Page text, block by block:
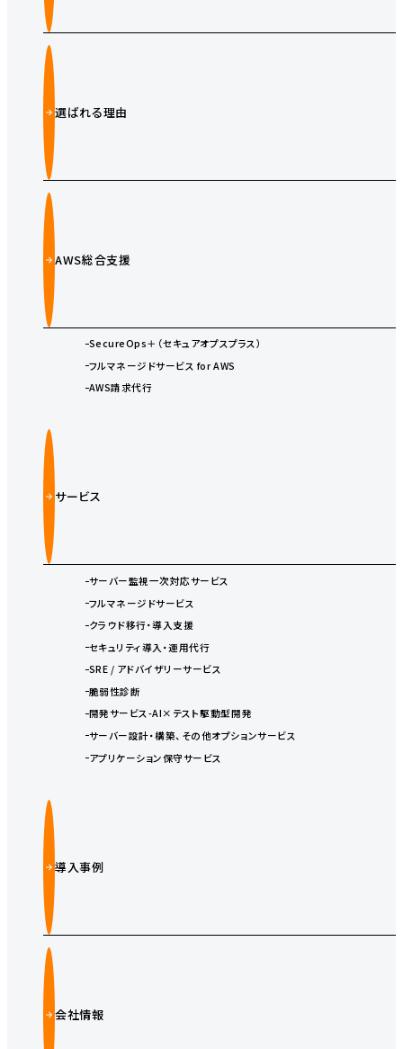
選ばれる理由
AWS総合支援
SecureOps＋（セキュアオプスプラス）
フルマネージドサービス for AWS
AWS請求代行
サービス
サーバー監視一次対応サービス
フルマネージドサービス
クラウド移行・導入支援
セキュリティ導入・運用代行
SRE / アドバイザリーサービス
脆弱性診断
開発サービス-AI×テスト駆動型開発
サーバー設計・構築、その他オプションサービス
アプリケーション保守サービス
導入事例
会社情報